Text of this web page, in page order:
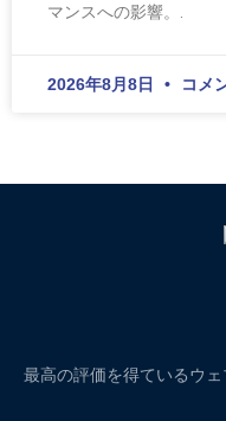
マンスへの影響。.
2026年8月8日 コメ
最高の評価を得ているウェ